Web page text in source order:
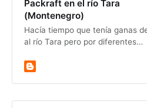
Packraft en el río Tara
(Montenegro)
Hacía tiempo que tenía ganas
al río Tara pero por diferentes
hasta este mes de julio del 24. La